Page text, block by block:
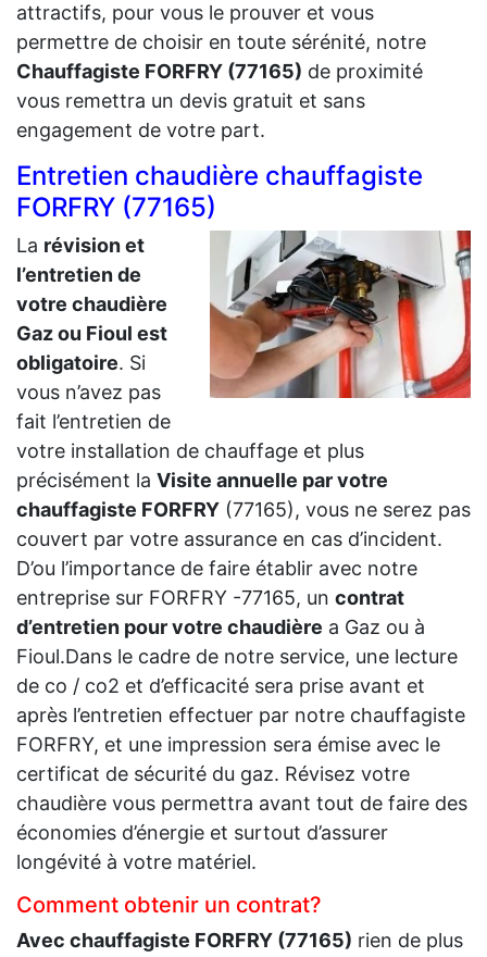
attractifs, pour vous le prouver et vous
permettre de choisir en toute sérénité, notre
Chauffagiste FORFRY (77165) de proximité
vous remettra un devis gratuit et sans
engagement de votre part.
Entretien chaudière chauffagiste
FORFRY (77165)
La révision et
l’entretien de
votre chaudière
Gaz ou Fioul est
obligatoire. Si
vous n’avez pas
fait l’entretien de
votre installation de chauffage et plus
précisément la Visite annuelle par votre
chauffagiste FORFRY (77165), vous ne serez pas
couvert par votre assurance en cas d’incident.
D’ou l’importance de faire établir avec notre
entreprise sur FORFRY -77165, un contrat
d’entretien pour votre chaudière a Gaz ou à
Fioul.Dans le cadre de notre service, une lecture
de co / co2 et d’efficacité sera prise avant et
après l’entretien effectuer par notre chauffagiste
FORFRY, et une impression sera émise avec le
certificat de sécurité du gaz. Révisez votre
chaudière vous permettra avant tout de faire des
économies d’énergie et surtout d’assurer
longévité à votre matériel.
Comment obtenir un contrat?
Avec chauffagiste FORFRY (77165) rien de plus